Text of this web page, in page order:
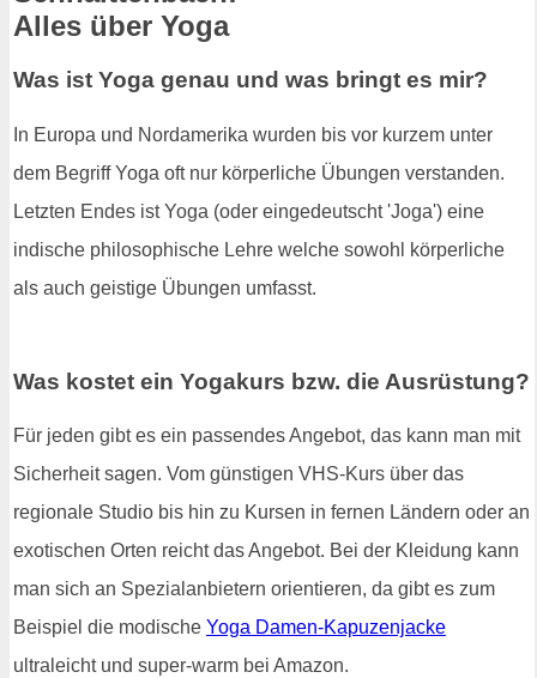
Alles über Yoga
Was ist Yoga genau und was bringt es mir?
In Europa und Nordamerika wurden bis vor kurzem unter
dem Begriff Yoga oft nur körperliche Übungen verstanden.
Letzten Endes ist Yoga (oder eingedeutscht 'Joga') eine
indische philosophische Lehre welche sowohl körperliche
als auch geistige Übungen umfasst.
Was kostet ein Yogakurs bzw. die Ausrüstung?
Für jeden gibt es ein passendes Angebot, das kann man mit
Sicherheit sagen. Vom günstigen VHS-Kurs über das
regionale Studio bis hin zu Kursen in fernen Ländern oder an
exotischen Orten reicht das Angebot. Bei der Kleidung kann
man sich an Spezialanbietern orientieren, da gibt es zum
Beispiel die modische Yoga Damen-Kapuzenjacke
ultraleicht und super-warm bei Amazon.